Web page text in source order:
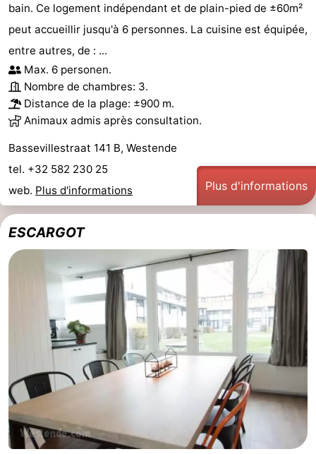
bain. Ce logement indépendant et de plain-pied de ±60m²
peut accueillir jusqu'à 6 personnes. La cuisine est équipée,
entre autres, de : ...
Max. 6 personen.
Nombre de chambres: 3.
Distance de la plage: ±900 m.
Animaux admis après consultation.
Bassevillestraat 141 B, Westende
tel. +32 582 230 25
web. Plus d'informations Plus d'informations
ESCARGOT